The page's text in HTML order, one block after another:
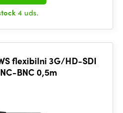
4 uds.
flexibilni 3G/HD-SDI
BNC 0,5m